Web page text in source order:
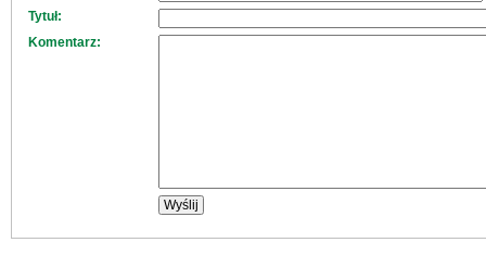
Tytuł:
Komentarz: